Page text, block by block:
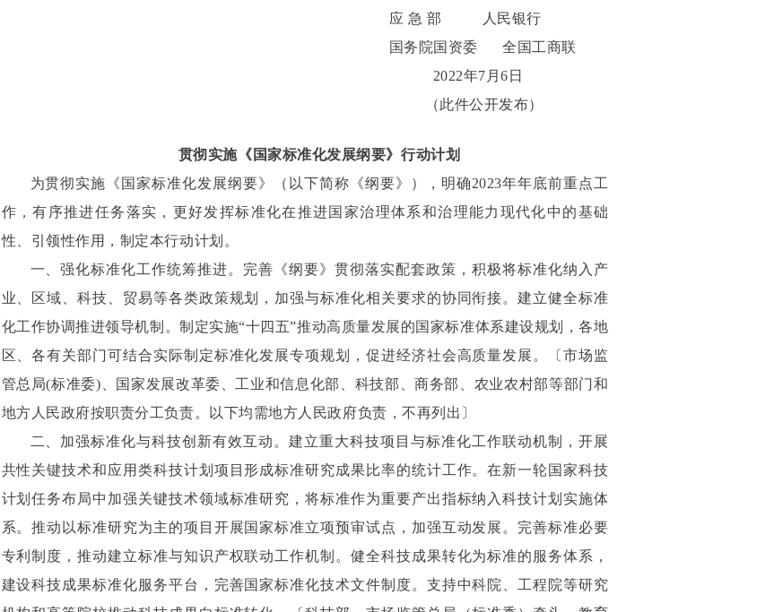
应 急 部 人民银行
国务院国资委 全国工商联
2022年7月6日
（此件公开发布）
贯彻实施《国家标准化发展纲要》行动计划
为贯彻实施《国家标准化发展纲要》（以下简称《纲要》），明确2023年年底前重点工
作，有序推进任务落实，更好发挥标准化在推进国家治理体系和治理能力现代化中的基础
性、引领性作用，制定本行动计划。
一、强化标准化工作统筹推进。完善《纲要》贯彻落实配套政策，积极将标准化纳入产
业、区域、科技、贸易等各类政策规划，加强与标准化相关要求的协同衔接。建立健全标准
化工作协调推进领导机制。制定实施“十四五”推动高质量发展的国家标准体系建设规划，各地
区、各有关部门可结合实际制定标准化发展专项规划，促进经济社会高质量发展。〔市场监
管总局(标准委)、国家发展改革委、工业和信息化部、科技部、商务部、农业农村部等部门和
地方人民政府按职责分工负责。以下均需地方人民政府负责，不再列出〕
二、加强标准化与科技创新有效互动。建立重大科技项目与标准化工作联动机制，开展
共性关键技术和应用类科技计划项目形成标准研究成果比率的统计工作。在新一轮国家科技
计划任务布局中加强关键技术领域标准研究，将标准作为重要产出指标纳入科技计划实施体
系。推动以标准研究为主的项目开展国家标准立项预审试点，加强互动发展。完善标准必要
专利制度，推动建立标准与知识产权联动工作机制。健全科技成果转化为标准的服务体系，
建设科技成果标准化服务平台，完善国家标准化技术文件制度。支持中科院、工程院等研究